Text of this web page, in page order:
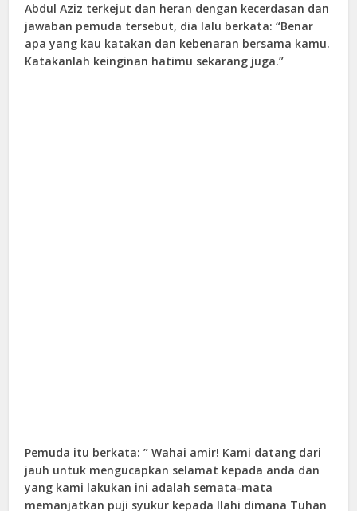
Abdul Aziz terkejut dan heran dengan kecerdasan dan
jawaban pemuda tersebut, dia lalu berkata: “Benar
apa yang kau katakan dan kebenaran bersama kamu.
Katakanlah keinginan hatimu sekarang juga.”
Pemuda itu berkata: ” Wahai amir! Kami datang dari
jauh untuk mengucapkan selamat kepada anda dan
yang kami lakukan ini adalah semata-mata
memanjatkan puji syukur kepada Ilahi dimana Tuhan